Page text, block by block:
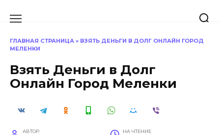
ГЛАВНАЯ СТРАНИЦА » ВЗЯТЬ ДЕНЬГИ В ДОЛГ ОНЛАЙН ГОРОД
МЕЛЕНКИ
Взять Деньги в Долг
Онлайн Город Меленки
АВТОР НА ЧТЕНИЕ